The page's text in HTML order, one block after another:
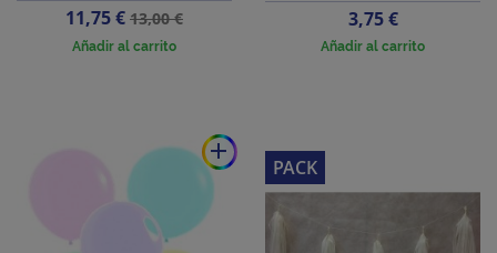
Precio
11,75 €Precio
base
13,00 €
Añadir al carrito
Precio
3,75 €
Añadir al carrito
add
PACK